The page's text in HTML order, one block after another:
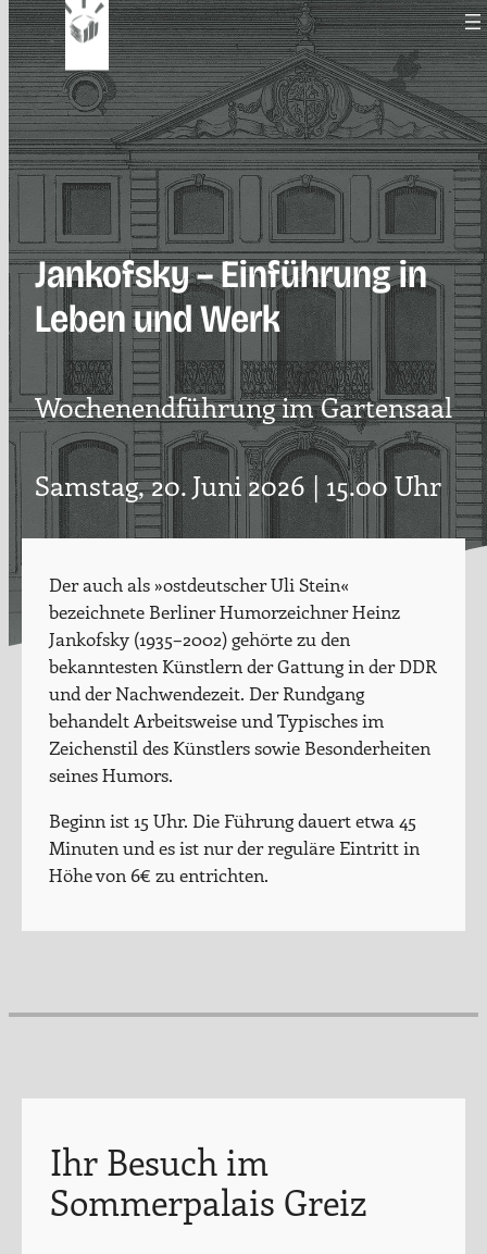
Zum
Inhalt
springen
Jankofsky – Einführung in
Leben und Werk
Wochenendführung im Gartensaal
Samstag, 20. Juni 2026 | 15.00 Uhr
Der auch als »ostdeutscher Uli Stein«
bezeichnete Berliner Humorzeichner Heinz
Jankofsky (1935–2002) gehörte zu den
bekanntesten Künstlern der Gattung in der DDR
und der Nachwendezeit. Der Rundgang
behandelt Arbeitsweise und Typisches im
Zeichenstil des Künstlers sowie Besonderheiten
seines Humors.
Beginn ist 15 Uhr. Die Führung dauert etwa 45
Minuten und es ist nur der reguläre Eintritt in
Höhe von 6€ zu entrichten.
Ihr Besuch im
Sommerpalais Greiz